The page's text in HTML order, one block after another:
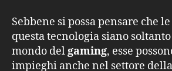
Sebbene si possa pensare che
questa tecnologia siano
mondo del gaming, esse
impieghi anche nel settore della